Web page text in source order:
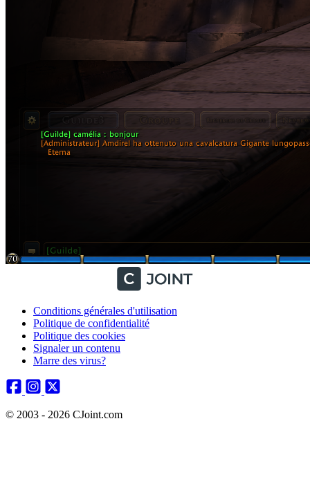
Conditions générales d'utilisation
Politique de confidentialité
Politique des cookies
Signaler un contenu
Marre des virus?
© 2003 - 2026 CJoint.com